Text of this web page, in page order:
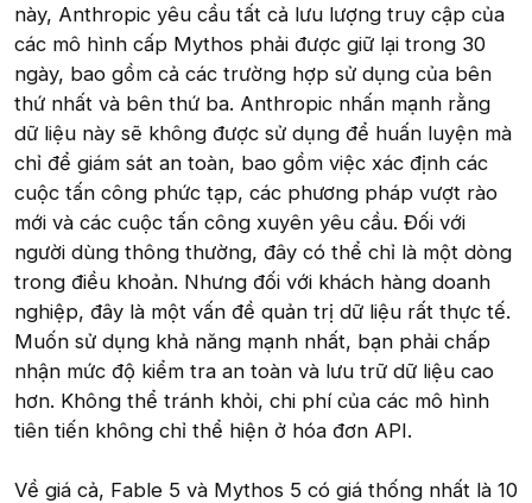
này, Anthropic yêu cầu tất cả lưu lượng truy cập của
các mô hình cấp Mythos phải được giữ lại trong 30
ngày, bao gồm cả các trường hợp sử dụng của bên
thứ nhất và bên thứ ba. Anthropic nhấn mạnh rằng
dữ liệu này sẽ không được sử dụng để huấn luyện mà
chỉ để giám sát an toàn, bao gồm việc xác định các
cuộc tấn công phức tạp, các phương pháp vượt rào
mới và các cuộc tấn công xuyên yêu cầu. Đối với
người dùng thông thường, đây có thể chỉ là một dòng
trong điều khoản. Nhưng đối với khách hàng doanh
nghiệp, đây là một vấn đề quản trị dữ liệu rất thực tế.
Muốn sử dụng khả năng mạnh nhất, bạn phải chấp
nhận mức độ kiểm tra an toàn và lưu trữ dữ liệu cao
hơn. Không thể tránh khỏi, chi phí của các mô hình
tiên tiến không chỉ thể hiện ở hóa đơn API.
Về giá cả, Fable 5 và Mythos 5 có giá thống nhất là 10